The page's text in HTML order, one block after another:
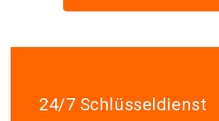
24/7 Schlüsseldienst